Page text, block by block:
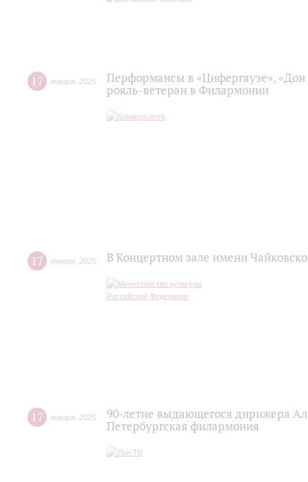
17 января 2025
Перформансы в «Цифергаузе»,
рояль-ветеран в Филармонии
17 января 2025 В Концертном зале имени
17 января 2025
90-летие выдающегося дирижера
Петербургская филармония